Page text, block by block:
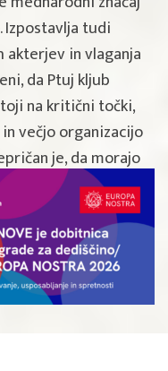
tudi
akterjev in vlaganja
da Ptuj kljub
na kritični točki,
večjo organizacijo
je, da morajo
utripa, saj le
do obiskovalcev
splača ustvarjati